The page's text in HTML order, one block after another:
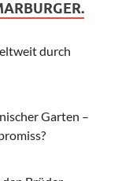
durch
Garten –